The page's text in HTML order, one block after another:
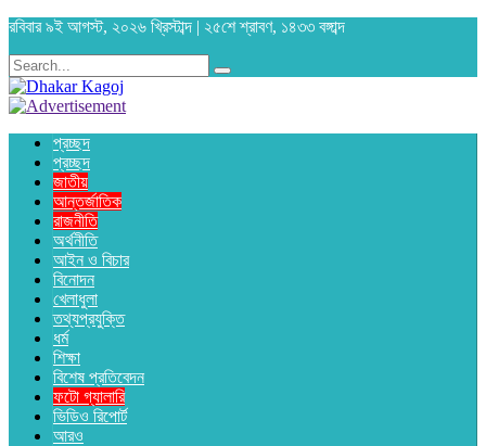
রবিবার ৯ই আগস্ট, ২০২৬ খ্রিস্টাব্দ | ২৫শে শ্রাবণ, ১৪৩৩ বঙ্গাব্দ
প্রচ্ছদ
প্রচ্ছদ
জাতীয়
আন্তর্জাতিক
রাজনীতি
অর্থনীতি
আইন ও বিচার
বিনোদন
খেলাধুলা
তথ্যপ্রযুক্তি
ধর্ম
শিক্ষা
বিশেষ প্রতিবেদন
ফটো গ্যালারি
ভিডিও রিপোর্ট
আরও